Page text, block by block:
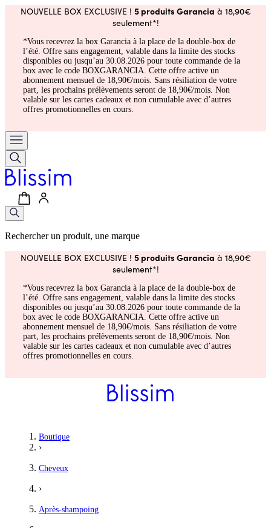
NOUVELLE BOX EXCLUSIVE ! 5 produits Garancia à 18,90€
seulement*!
*Vous recevrez la box Garancia à la place de la double-box de
l’été. Offre sans engagement, valable dans la limite des stocks
disponibles ou jusqu’au 30.08.2026 pour toute commande de la
box avec le code BOXGARANCIA. Cette offre active un
abonnement mensuel de 18,90€/mois. Sans résiliation de votre
part, les prochains prélèvements seront de 18,90€/mois. Non
valable sur les cartes cadeaux et non cumulable avec d’autres
offres promotionnelles en cours.
Rechercher un produit, une marque
NOUVELLE BOX EXCLUSIVE ! 5 produits Garancia à 18,90€
seulement*!
*Vous recevrez la box Garancia à la place de la double-box de
l’été. Offre sans engagement, valable dans la limite des stocks
disponibles ou jusqu’au 30.08.2026 pour toute commande de la
box avec le code BOXGARANCIA. Cette offre active un
abonnement mensuel de 18,90€/mois. Sans résiliation de votre
part, les prochains prélèvements seront de 18,90€/mois. Non
valable sur les cartes cadeaux et non cumulable avec d’autres
offres promotionnelles en cours.
Boutique
›
Cheveux
›
Après-shampoing